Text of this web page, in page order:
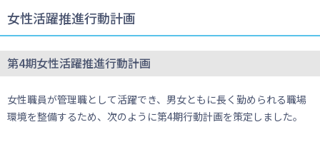
女性活躍推進行動計画
第4期女性活躍推進行動計画
女性職員が管理職として活躍でき、男女ともに長く勤められる職場
環境を整備するため、次のように第4期行動計画を策定しました。